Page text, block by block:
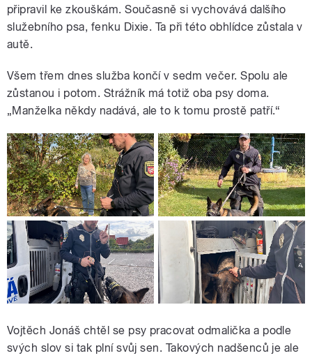
připravil ke zkouškám. Současně si vychovává dalšího
služebního psa, fenku Dixie. Ta při této obhlídce zůstala v
autě.
Všem třem dnes služba končí v sedm večer. Spolu ale
zůstanou i potom. Strážník má totiž oba psy doma.
„Manželka někdy nadává, ale to k tomu prostě patří.“
Vojtěch Jonáš chtěl se psy pracovat odmalička a podle
svých slov si tak plní svůj sen. Takových nadšenců je ale